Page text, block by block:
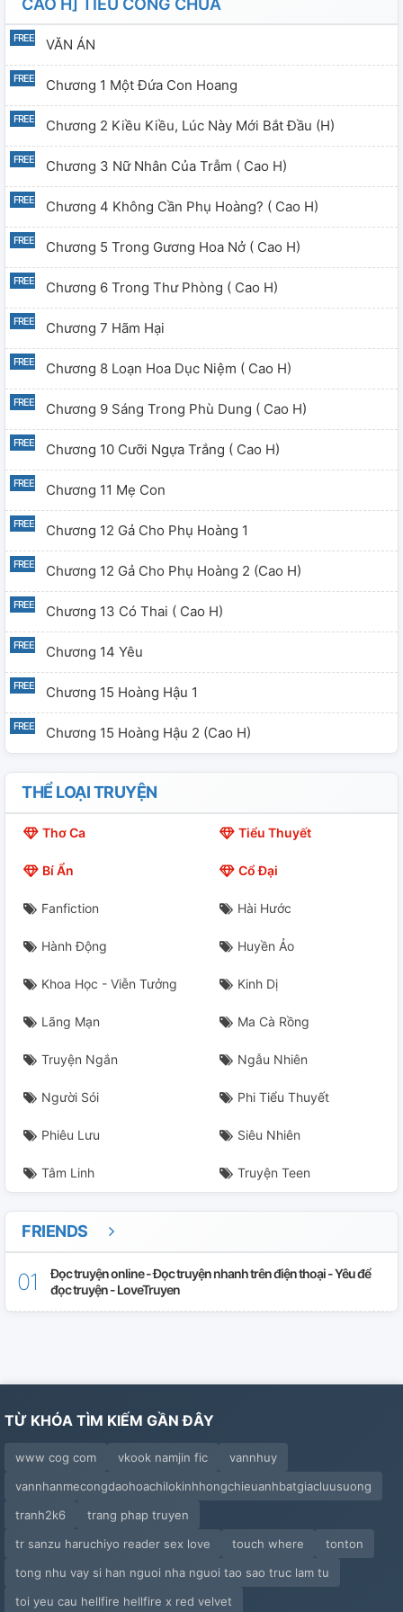
phi. Mọi người đừng nói mẹ con chung chồng, editor
cảm giác tội lỗi lắm 🖤 ▽・x・▽
CAO H] TIỂU CÔNG CHÚA
VĂN ÁN
Chương 1 Một Đứa Con Hoang
Chương 2 Kiều Kiều, Lúc Này Mới Bắt Đầu (H)
Chương 3 Nữ Nhân Của Trẫm ( Cao H)
Chương 4 Không Cần Phụ Hoàng? ( Cao H)
Chương 5 Trong Gương Hoa Nở ( Cao H)
Chương 6 Trong Thư Phòng ( Cao H)
Chương 7 Hãm Hại
Chương 8 Loạn Hoa Dục Niệm ( Cao H)
Chương 9 Sáng Trong Phù Dung ( Cao H)
Chương 10 Cưỡi Ngựa Trắng ( Cao H)
Chương 11 Mẹ Con
Chương 12 Gả Cho Phụ Hoàng 1
Chương 12 Gả Cho Phụ Hoàng 2 (Cao H)
Chương 13 Có Thai ( Cao H)
Chương 14 Yêu
Chương 15 Hoàng Hậu 1
Chương 15 Hoàng Hậu 2 (Cao H)
THỂ LOẠI TRUYỆN
Thơ Ca Tiểu Thuyết
Bí Ẩn Cổ Đại
Fanfiction Hài Hước
Hành Động Huyền Ảo
Khoa Học - Viễn Tưởng Kinh Dị
Lãng Mạn Ma Cà Rồng
Truyện Ngắn Ngẫu Nhiên
Người Sói Phi Tiểu Thuyết
Phiêu Lưu Siêu Nhiên
Tâm Linh Truyện Teen
FRIENDS
Đọc truyện online - Đọc truyện nhanh trên điện thoại - Yêu để
đọc truyện - LoveTruyen
TỪ KHÓA TÌM KIẾM GẦN ĐÂY
www cog com vkook namjin fic
vannhuy
vannhanmecongdaohoachilokinhhongchieuanhbatgiacluusuong
tranh2k6
trang phap truyen
tr sanzu haruchiyo reader sex love
touch where
tonton
tong nhu vay si han nguoi nha nguoi tao sao truc lam tu
toi yeu cau hellfire hellfire x red velvet